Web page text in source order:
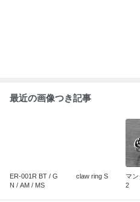
最近の画像つき記事
ER-001R BT / G
N / AM / MS
claw ring S
マ
2